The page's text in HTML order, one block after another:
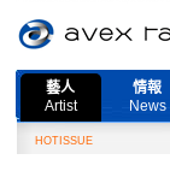
藝人
Artist
情報
News
HOTISSUE